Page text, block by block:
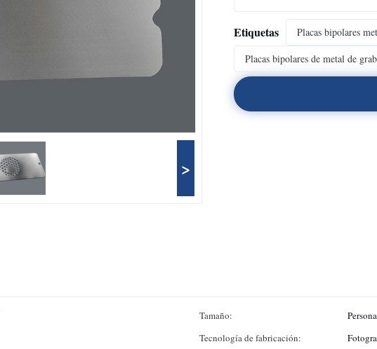
>
Etiquetas
Placas bipolares
Placas bipolares de metal de
Tamaño:
Tecnología de fabricación: